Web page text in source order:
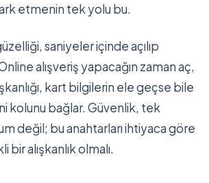
etmenin tek yolu bu.
saniyeler içinde açılıp
alışveriş yapacağın zaman aç,
kart bilgilerin ele geçse bile
kolunu bağlar. Güvenlik, tek
değil; bu anahtarları ihtiyaca göre
alışkanlık olmalı.